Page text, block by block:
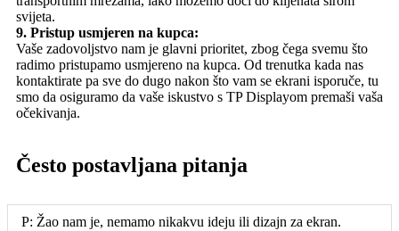
svijeta.
9. Pristup usmjeren na kupca:
Vaše zadovoljstvo nam je glavni prioritet, zbog čega svemu što
radimo pristupamo usmjereno na kupca. Od trenutka kada nas
kontaktirate pa sve do dugo nakon što vam se ekrani isporuče, tu
smo da osiguramo da vaše iskustvo s TP Displayom premaši vaša
očekivanja.
Često postavljana pitanja
P: Žao nam je, nemamo nikakvu ideju ili dizajn za ekran.